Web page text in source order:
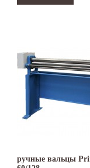
ручные вальцы